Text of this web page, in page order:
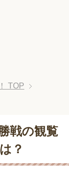
TOP
戦の観覧
？